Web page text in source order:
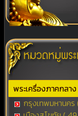
พระเครื่องภาคกลาง
กรุงเทพมหานคร